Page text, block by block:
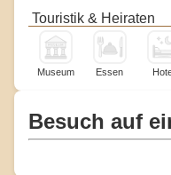
Touristik & Heiraten
Museum Essen
Besuch auf